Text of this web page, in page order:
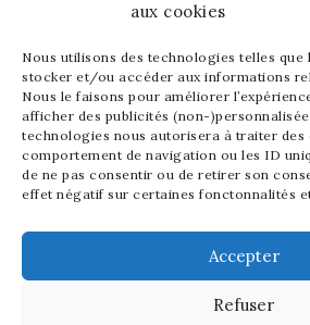
aux cookies
Nous utilisons des technologies telles que
stocker et/ou accéder aux informations
Nous le faisons pour améliorer
afficher des publicités (non-
technologies nous autorisera à traiter des
comportement de navigation ou les ID
de ne pas consentir ou de retirer son
effet négatif sur certaines fonctonnalités
Accepter
Refuser
Tinger
Fondatrice
Fondatrice de FortunedeStar.com,
passion pour les cultures et
Entre la gestion de mon site et la
bonheur dans l'équilibre de mes
bout de chou de 5 ans, je partage
l'art sous toutes ses formes.